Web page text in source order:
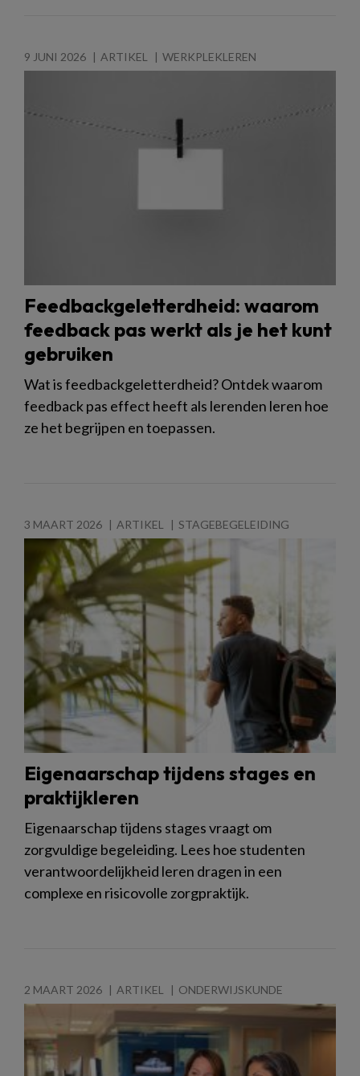
9 JUNI 2026 ARTIKEL WERKPLEKLEREN
Feedbackgeletterdheid: waarom
feedback pas werkt als je het kunt
gebruiken
Wat is feedbackgeletterdheid? Ontdek waarom
feedback pas effect heeft als lerenden leren hoe
ze het begrijpen en toepassen.
3 MAART 2026 ARTIKEL STAGEBEGELEIDING
Eigenaarschap tijdens stages en
praktijkleren
Eigenaarschap tijdens stages vraagt om
zorgvuldige begeleiding. Lees hoe studenten
verantwoordelijkheid leren dragen in een
complexe en risicovolle zorgpraktijk.
2 MAART 2026 ARTIKEL ONDERWIJSKUNDE